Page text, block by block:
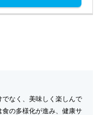
なく、美味しく楽しんで
の多様化が進み、健康サ